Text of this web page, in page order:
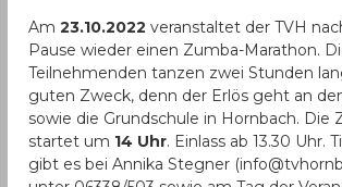
Am23.10.2022 veranstaltet der TVH
Pause wieder einen Zumba-Marathon.
Teilnehmenden tanzen zwei Stunden
guten Zweck, denn der Erlös geht an
sowie die Grundschule in Hornbach. Die
startet um 14 Uhr. Einlass ab 13.30 Uhr.
gibt es bei Annika Stegner